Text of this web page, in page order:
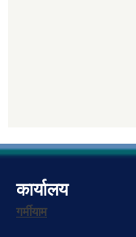
कार्यालय
गर्मीयाम